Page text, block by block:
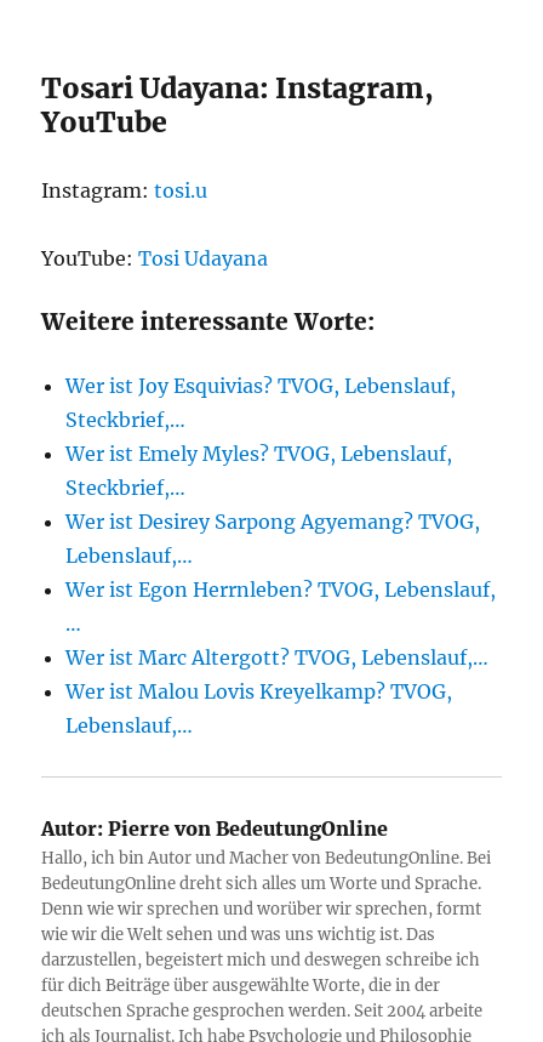
Tosari Udayana: Instagram,
YouTube
Instagram:tosi.u
YouTube:Tosi Udayana
Weitere interessante Worte:
Wer ist Joy Esquivias? TVOG, Lebenslauf,
Steckbrief,…
Wer ist Emely Myles? TVOG, Lebenslauf,
Steckbrief,…
Wer ist Desirey Sarpong Agyemang? TVOG,
Lebenslauf,…
Wer ist Egon Herrnleben? TVOG, Lebenslauf,
…
Wer ist Marc Altergott? TVOG, Lebenslauf,…
Wer ist Malou Lovis Kreyelkamp? TVOG,
Lebenslauf,…
Autor: Pierre von BedeutungOnline
Hallo, ich bin Autor und Macher von BedeutungOnline. Bei
BedeutungOnline dreht sich alles um Worte und Sprache.
Denn wie wir sprechen und worüber wir sprechen, formt
wie wir die Welt sehen und was uns wichtig ist. Das
darzustellen, begeistert mich und deswegen schreibe ich
für dich Beiträge über ausgewählte Worte, die in der
deutschen Sprache gesprochen werden. Seit 2004 arbeite
ich als Journalist. Ich habe Psychologie und Philosophie